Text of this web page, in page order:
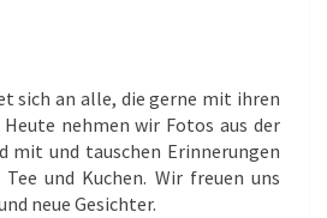
sich an alle, die gerne mit ihren
nehmen wir Fotos aus der
mit und tauschen Erinnerungen
und Kuchen. Wir freuen uns
neue Gesichter.